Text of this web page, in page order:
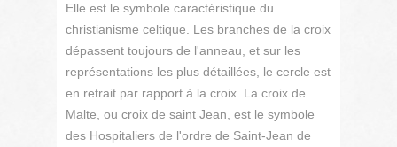
Elle est le symbole caractéristique du
christianisme celtique. Les branches de la croix
dépassent toujours de l'anneau, et sur les
représentations les plus détaillées, le cercle est
en retrait par rapport à la croix. La croix de
Malte, ou croix de saint Jean, est le symbole
des Hospitaliers de l'ordre de Saint-Jean de